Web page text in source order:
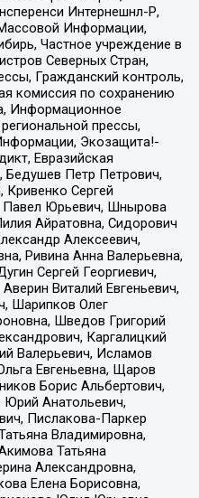
Интернешнл-Р,
Информации,
Частное учреждение в
Северных Стран,
Гражданский контроль,
комиссия по сохранению
Информационное
прессы,
Экозащита!-
Евразийская
Бедушев Петр Петрович,
Кривенко Сергей
Павел Юрьевич, Шнырова
Айратовна, Сидорович
Алексеевич,
Ривина Анна Валерьевна,
Сергей Георгиевич,
Виталий Евгеньевич,
Шарипков Олег
Шведов Григорий
Каргалицкий
Валерьевич, Исламов
Евгеньевна, Щаров
Борис Альбертович,
Юрий Анатольевич,
Пислакова-Паркер
Владимировна,
Татьяна
Александровна,
Елена Борисовна,